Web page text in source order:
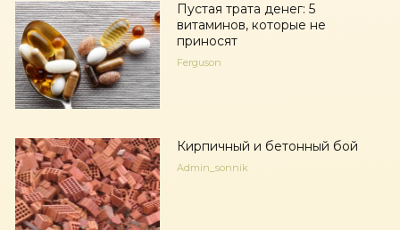
Пустая трата денег: 5
витаминов, которые не
приносят
Ferguson
Кирпичный и бетонный бой
Admin_sonnik